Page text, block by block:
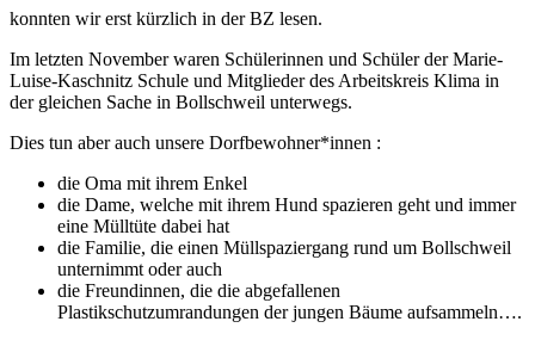
konnten wir erst kürzlich in der BZ lesen.
Im letzten November waren Schülerinnen und Schüler der Marie-
Luise-Kaschnitz Schule und Mitglieder des Arbeitskreis Klima in
der gleichen Sache in Bollschweil unterwegs.
Dies tun aber auch unsere Dorfbewohner*innen :
die Oma mit ihrem Enkel
die Dame, welche mit ihrem Hund spazieren geht und immer
eine Mülltüte dabei hat
die Familie, die einen Müllspaziergang rund um Bollschweil
unternimmt oder auch
die Freundinnen, die die abgefallenen
Plastikschutzumrandungen der jungen Bäume aufsammeln….